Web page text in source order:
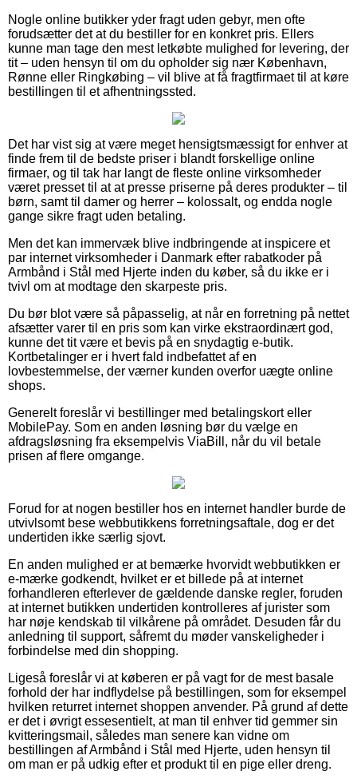
Nogle online butikker yder fragt uden gebyr, men ofte
forudsætter det at du bestiller for en konkret pris. Ellers
kunne man tage den mest letkøbte mulighed for levering, der
tit – uden hensyn til om du opholder sig nær København,
Rønne eller Ringkøbing – vil blive at få fragtfirmaet til at køre
bestillingen til et afhentningssted.
Det har vist sig at være meget hensigtsmæssigt for enhver at
finde frem til de bedste priser i blandt forskellige online
firmaer, og til tak har langt de fleste online virksomheder
været presset til at at presse priserne på deres produkter – til
børn, samt til damer og herrer – kolossalt, og endda nogle
gange sikre fragt uden betaling.
Men det kan immervæk blive indbringende at inspicere et
par internet virksomheder i Danmark efter rabatkoder på
Armbånd i Stål med Hjerte inden du køber, så du ikke er i
tvivl om at modtage den skarpeste pris.
Du bør blot være så påpasselig, at når en forretning på nettet
afsætter varer til en pris som kan virke ekstraordinært god,
kunne det tit være et bevis på en snydagtig e-butik.
Kortbetalinger er i hvert fald indbefattet af en
lovbestemmelse, der værner kunden overfor uægte online
shops.
Generelt foreslår vi bestillinger med betalingskort eller
MobilePay. Som en anden løsning bør du vælge en
afdragsløsning fra eksempelvis ViaBill, når du vil betale
prisen af flere omgange.
Forud for at nogen bestiller hos en internet handler burde de
utvivlsomt bese webbutikkens forretningsaftale, dog er det
undertiden ikke særlig sjovt.
En anden mulighed er at bemærke hvorvidt webbutikken er
e-mærke godkendt, hvilket er et billede på at internet
forhandleren efterlever de gældende danske regler, foruden
at internet butikken undertiden kontrolleres af jurister som
har nøje kendskab til vilkårene på området. Desuden får du
anledning til support, såfremt du møder vanskeligheder i
forbindelse med din shopping.
Ligeså foreslår vi at køberen er på vagt for de mest basale
forhold der har indflydelse på bestillingen, som for eksempel
hvilken returret internet shoppen anvender. På grund af dette
er det i øvrigt essesentielt, at man til enhver tid gemmer sin
kvitteringsmail, således man senere kan vidne om
bestillingen af Armbånd i Stål med Hjerte, uden hensyn til
om man er på udkig efter et produkt til en pige eller dreng.